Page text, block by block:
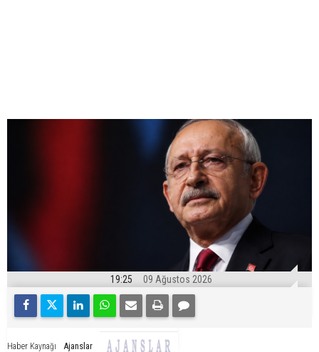
19:25 09 Ağustos 2026
Haber Kaynağı Ajanslar